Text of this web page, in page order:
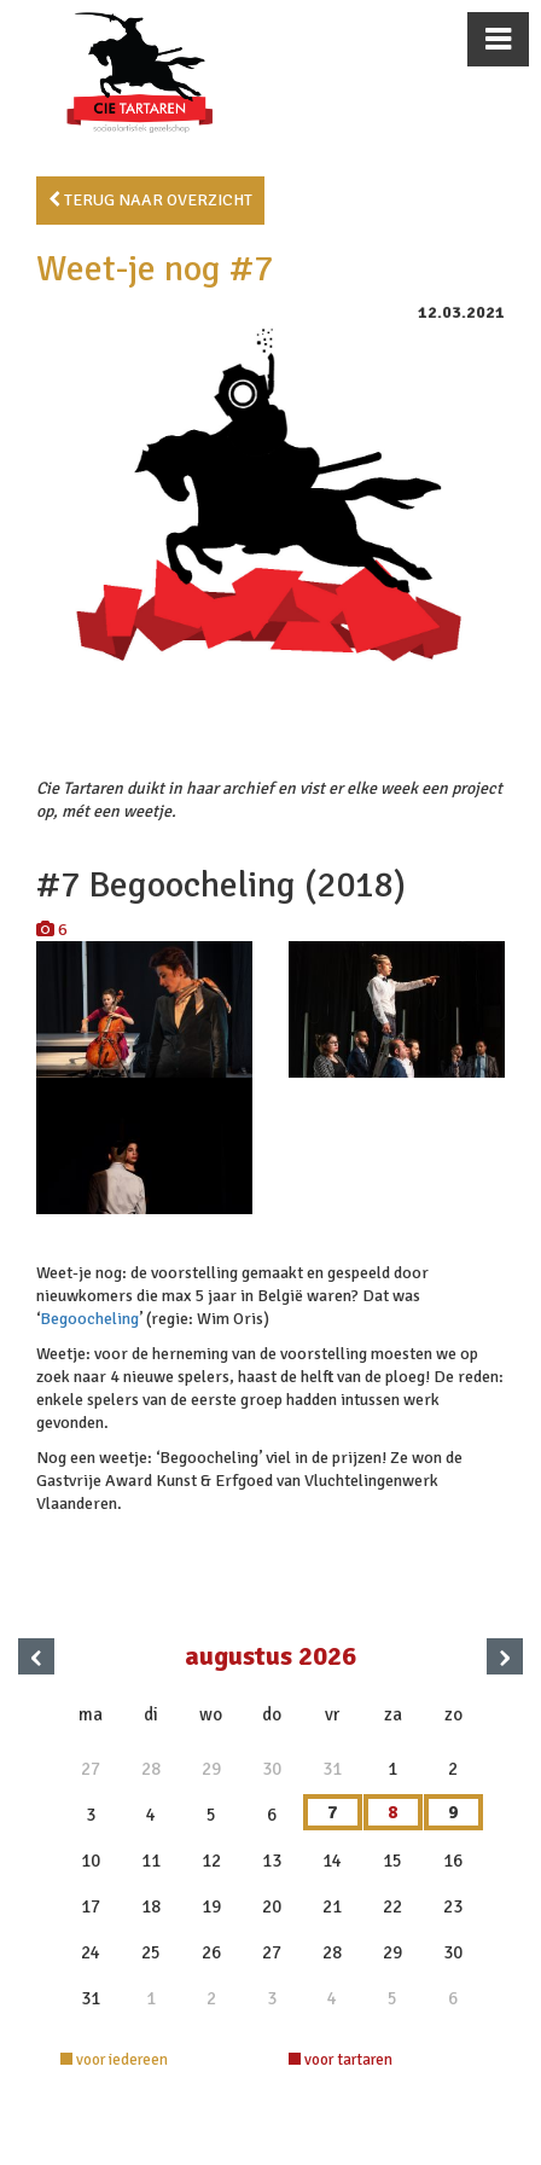
TERUG NAAR OVERZICHT
Weet-je nog #7
12.03.2021
Cie Tartaren duikt in haar archief en vist er elke week een project
op, mét een weetje.
#7 Begoocheling (2018)
6
Weet-je nog: de voorstelling gemaakt en gespeeld door
nieuwkomers die max 5 jaar in België waren? Dat was
‘Begoocheling’ (regie: Wim Oris)
Weetje: voor de herneming van de voorstelling moesten we op
zoek naar 4 nieuwe spelers, haast de helft van de ploeg! De reden:
enkele spelers van de eerste groep hadden intussen werk
gevonden.
Nog een weetje: ‘Begoocheling’ viel in de prijzen! Ze won de
Gastvrije Award Kunst & Erfgoed van Vluchtelingenwerk
Vlaanderen.
‹ augustus 2026
ma di wo do vr za zo
27 28 29 30 31 1 2
3 4 5 6 7 8 9
10 11 12 13 14 15 16
17 18 19 20 21 22 23
24 25 26 27 28 29 30
31 1 2 3 4 5 6
›
voor iedereen voor tartaren